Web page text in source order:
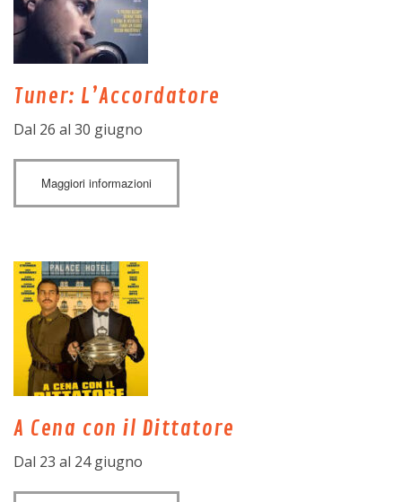
Tuner: L’Accordatore
Dal 26 al 30 giugno
Maggiori informazioni
A Cena con il Dittatore
Dal 23 al 24 giugno